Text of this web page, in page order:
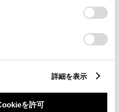
するにあたっては、当社の
り扱いについて
」をご覧くだ
詳細を表示
を許可